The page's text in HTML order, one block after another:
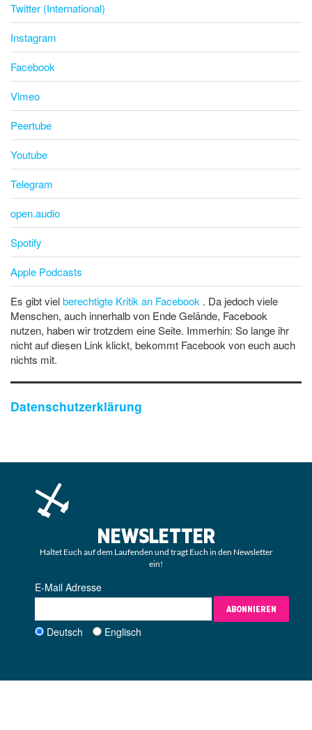
Twitter (International)
Instagram
Facebook
Vimeo
Peertube
Youtube
Telegram
open.audio
Spotify
Apple Podcasts
Es gibt vielberechtigte Kritik an Facebook . Da jedoch viele
Menschen, auch innerhalb von Ende Gelände, Facebook
nutzen, haben wir trotzdem eine Seite. Immerhin: So lange ihr
nicht auf diesen Link klickt, bekommt Facebook von euch auch
nichts mit.
Datenschutzerklärung
NEWSLETTER
Haltet Euch auf dem Laufenden und tragt Euch in den Newsletter
ein!
E-Mail Adresse
ABONNIEREN
Deutsch Englisch